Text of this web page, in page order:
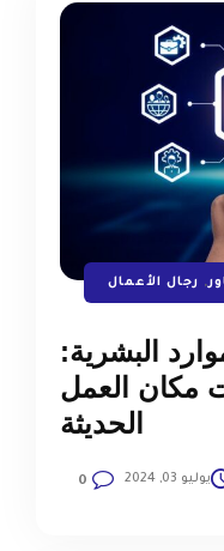
, رجال الأعمال
البشرية:
مكان العمل
الحديثة
يوليو 03, 2024 0